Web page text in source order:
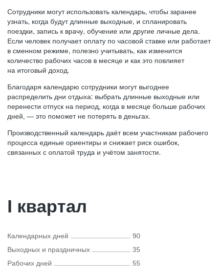
Сотрудники могут использовать календарь, чтобы заранее
узнать, когда будут длинные выходные, и спланировать
поездки, запись к врачу, обучение или другие личные дела.
Если человек получает оплату по часовой ставке или работает
в сменном режиме, полезно учитывать, как изменится
количество рабочих часов в месяце и как это повлияет
на итоговый доход.
Благодаря календарю сотрудники могут выгоднее
распределить дни отдыха: выбрать длинные выходные или
перенести отпуск на период, когда в месяце больше рабочих
дней, — это поможет не потерять в деньгах.
Производственный календарь даёт всем участникам рабочего
процесса единые ориентиры и снижает риск ошибок,
связанных с оплатой труда и учётом занятости.
I квартал
Календарных дней
90
Выходных и праздничных
35
Рабочих дней
55